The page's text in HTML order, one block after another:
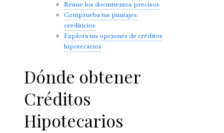
Reúne los documentos precisos
Comprueba tus puntajes
crediticios
Explora tus opciones de créditos
hipotecarios
Dónde obtener
Créditos
Hipotecarios